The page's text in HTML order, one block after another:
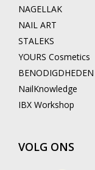
NAGELLAK
NAIL ART
STALEKS
YOURS Cosmetics
BENODIGDHEDEN
NailKnowledge
IBX Workshop
VOLG ONS